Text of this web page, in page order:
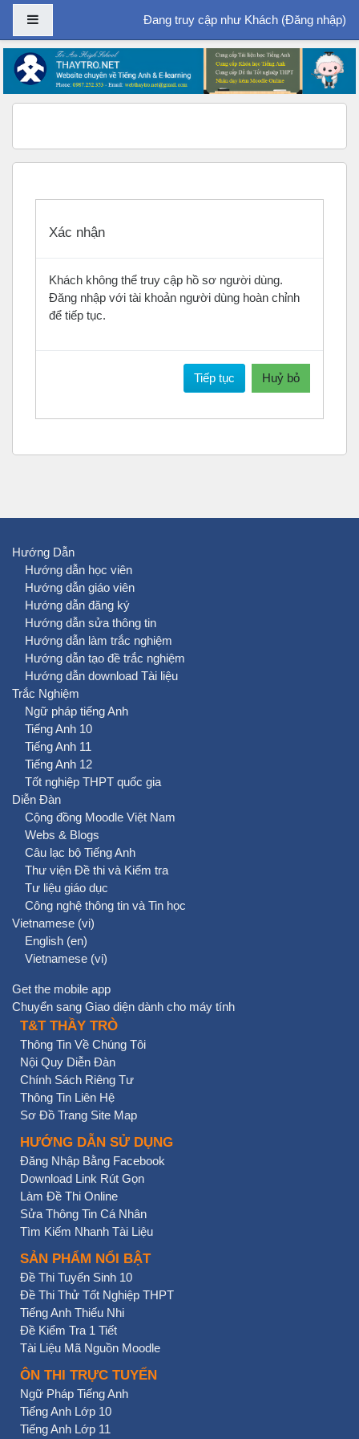
Chuyển tới nội dung chính
Bảng điều khiển cạnhĐang truy cập như Khách (Đăng nhập)
Xác nhận
Khách không thể truy cập hồ sơ người dùng.
Đăng nhập với tài khoản người dùng hoàn chỉnh
để tiếp tục.
Tiếp tục Huỷ bỏ
Hướng Dẫn
Hướng dẫn học viên
Hướng dẫn giáo viên
Hướng dẫn đăng ký
Hướng dẫn sửa thông tin
Hướng dẫn làm trắc nghiệm
Hướng dẫn tạo đề trắc nghiệm
Hướng dẫn download Tài liệu
Trắc Nghiệm
Ngữ pháp tiếng Anh
Tiếng Anh 10
Tiếng Anh 11
Tiếng Anh 12
Tốt nghiệp THPT quốc gia
Diễn Đàn
Cộng đồng Moodle Việt Nam
Webs & Blogs
Câu lạc bộ Tiếng Anh
Thư viện Đề thi và Kiểm tra
Tư liệu giáo dục
Công nghệ thông tin và Tin học
Vietnamese ‎(vi)‎
English ‎(en)‎
Vietnamese ‎(vi)‎
Get the mobile app
Chuyển sang Giao diện dành cho máy tính
T&T THẦY TRÒ
Thông Tin Về Chúng Tôi
Nội Quy Diễn Đàn
Chính Sách Riêng Tư
Thông Tin Liên Hệ
Sơ Đồ Trang Site Map
HƯỚNG DẪN SỬ DỤNG
Đăng Nhập Bằng Facebook
Download Link Rút Gọn
Làm Đề Thi Online
Sửa Thông Tin Cá Nhân
Tìm Kiếm Nhanh Tài Liệu
SẢN PHẨM NỔI BẬT
Đề Thi Tuyển Sinh 10
Đề Thi Thử Tốt Nghiệp THPT
Tiếng Anh Thiếu Nhi
Đề Kiểm Tra 1 Tiết
Tài Liệu Mã Nguồn Moodle
ÔN THI TRỰC TUYẾN
Ngữ Pháp Tiếng Anh
Tiếng Anh Lớp 10
Tiếng Anh Lớp 11